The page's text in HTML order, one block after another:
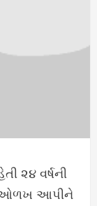
૨૪ વર્ષની
ઓળખ આપીને